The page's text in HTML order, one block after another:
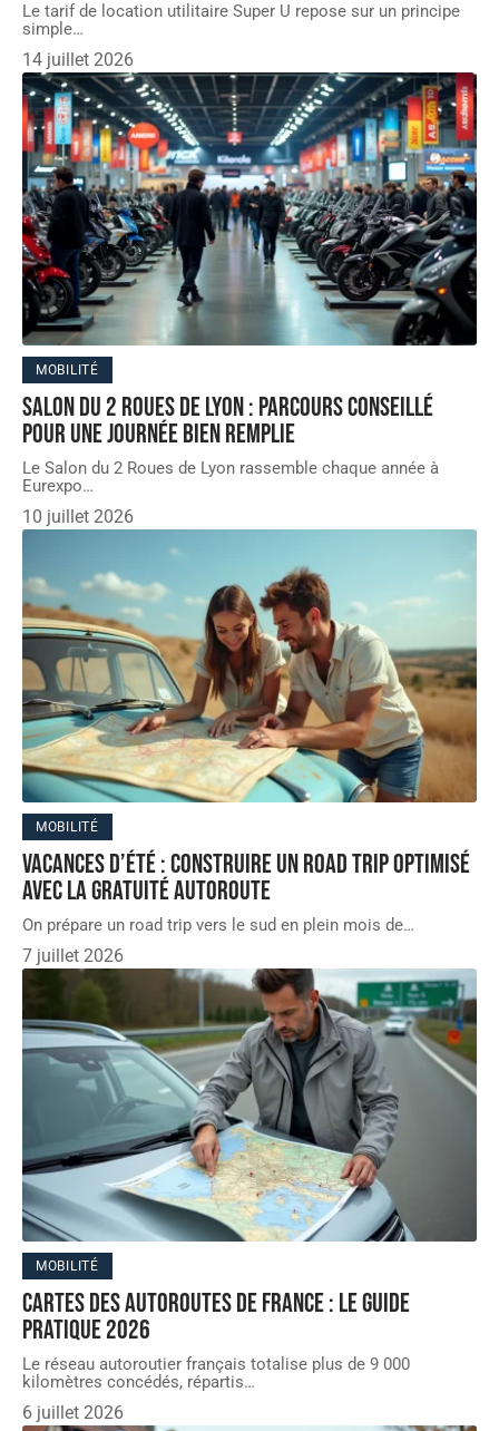
Le tarif de location utilitaire Super U repose sur un principe
simple…
14 juillet 2026
MOBILITÉ
Salon du 2 Roues de Lyon : parcours conseillé
pour une journée bien remplie
Le Salon du 2 Roues de Lyon rassemble chaque année à
Eurexpo…
10 juillet 2026
MOBILITÉ
Vacances d’été : construire un road trip optimisé
avec la gratuité autoroute
On prépare un road trip vers le sud en plein mois de…
7 juillet 2026
MOBILITÉ
Cartes des autoroutes de France : le guide
pratique 2026
Le réseau autoroutier français totalise plus de 9 000
kilomètres concédés, répartis…
6 juillet 2026